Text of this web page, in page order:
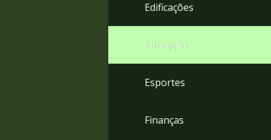
Edificações
Educação
Esportes
Finanças